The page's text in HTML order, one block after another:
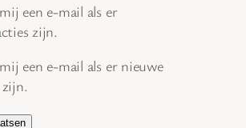
een e-mail als er
zijn.
een e-mail als er nieuwe